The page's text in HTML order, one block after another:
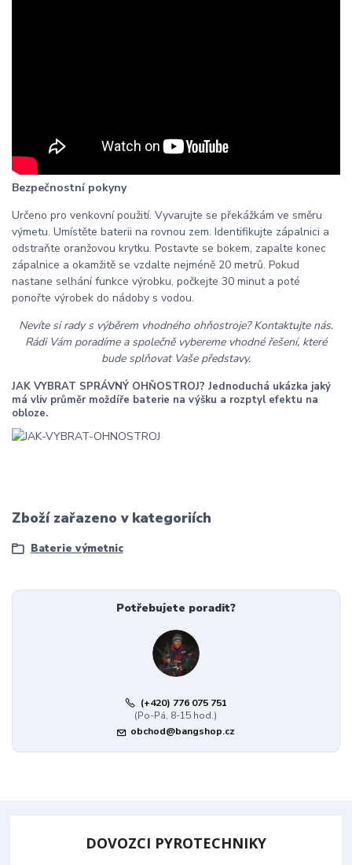
Bezpečnostní pokyny
Určeno pro venkovní použití. Vyvarujte se překážkám ve směru
výmetu. Umístěte baterii na rovnou zem. Identifikujte zápalnici a
odstraňte oranžovou krytku. Postavte se bokem, zapalte konec
zápalnice a okamžitě se vzdalte nejméně 20 metrů. Pokud
nastane selhání funkce výrobku, počkejte 30 minut a poté
ponořte výrobek do nádoby s vodou.
Nevíte si rady s výběrem vhodného ohňostroje? Kontaktujte nás.
Rádi Vám poradíme a společně vybereme vhodné řešení, které
bude splňovat Vaše představy.
JAK VYBRAT SPRÁVNÝ OHŇOSTROJ? Jednoduchá ukázka jaký
má vliv průměr moždíře baterie na výšku a rozptyl efektu na
obloze.
Zboží zařazeno v kategoriích
Baterie výmetnic
Potřebujete poradit?
(+420) 776 075 751
(Po-Pá, 8-15 hod.)
obchod@bangshop.cz
DOVOZCI PYROTECHNIKY